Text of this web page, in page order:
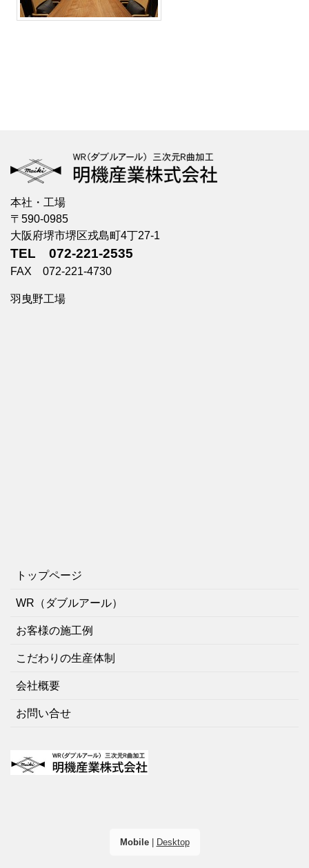
本社・工場
〒590-0985
大阪府堺市堺区戎島町4丁27-1
TEL 072-221-2535
FAX 072-221-4730
羽曳野工場
トップページ
WR（ダブルアール）
お客様の施工例
こだわりの生産体制
会社概要
お問い合せ
Mobile| Desktop